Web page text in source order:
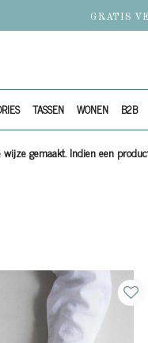
GRATIS
TASSEN WONEN B2B
gemaakt. Indien een